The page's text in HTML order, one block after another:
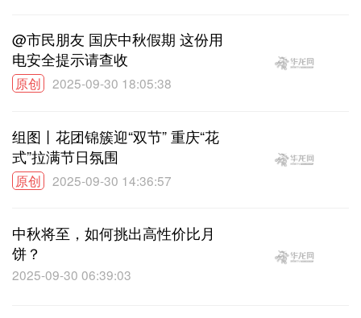
@市民朋友 国庆中秋假期 这份用
电安全提示请查收
原创 2025-09-30 18:05:38
组图丨花团锦簇迎“双节” 重庆“花
式”拉满节日氛围
原创 2025-09-30 14:36:57
中秋将至，如何挑出高性价比月
饼？
2025-09-30 06:39:03